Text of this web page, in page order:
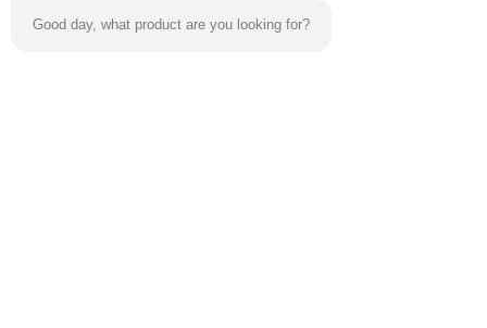
Good day, what product are you looking for?